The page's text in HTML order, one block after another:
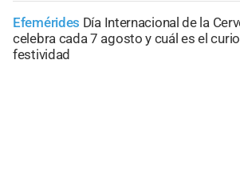
Efemérides Día Internacional de la
celebra cada 7 agosto y cuál es el
festividad